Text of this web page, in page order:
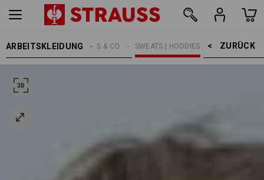
ARBEITSKLEIDUNG ZURÜCK    >
SWEATS | HOODIES
SHIRTS & CO.
DAMEN